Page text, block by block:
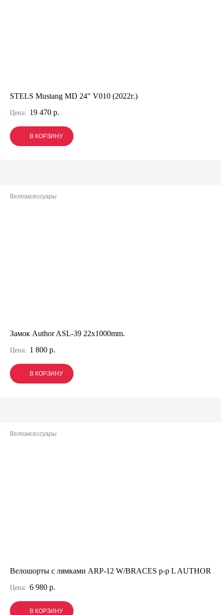
STELS Mustang MD 24" V010 (2022г.)
Цена: 19 470 р.
В КОРЗИНУ
В КОРЗИНУ
В КОРЗИНУ
Велоаксессуары
Замок Author ASL-39 22x1000mm.
Цена: 1 800 р.
В КОРЗИНУ
В КОРЗИНУ
В КОРЗИНУ
Велоаксессуары
Велошорты с лямками ARP-12 W/BRACES р-р L AUTHOR
Цена: 6 980 р.
В КОРЗИНУ
В КОРЗИНУ
В КОРЗИНУ